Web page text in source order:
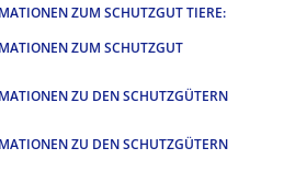
ZUM SCHUTZGUT TIERE:
ZUM SCHUTZGUT
ZU DEN SCHUTZGÜTERN
ZU DEN SCHUTZGÜTERN